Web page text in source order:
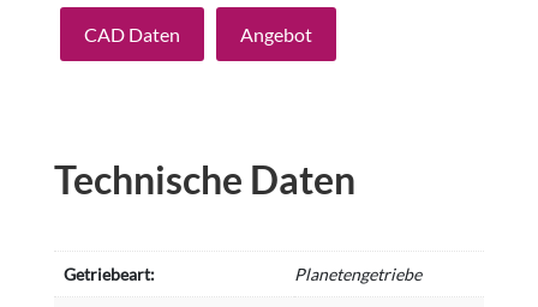
CAD Daten Angebot
Technische Daten
Getriebeart: Planetengetriebe